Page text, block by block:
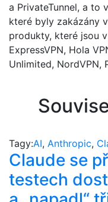
a PrivateTunnel, a to
které byly zakázány
produkty, které jsou
ExpressVPN, Hola
Unlimited, NordVPN,
Tagy:AI, Anthropic,
Claude se
testech